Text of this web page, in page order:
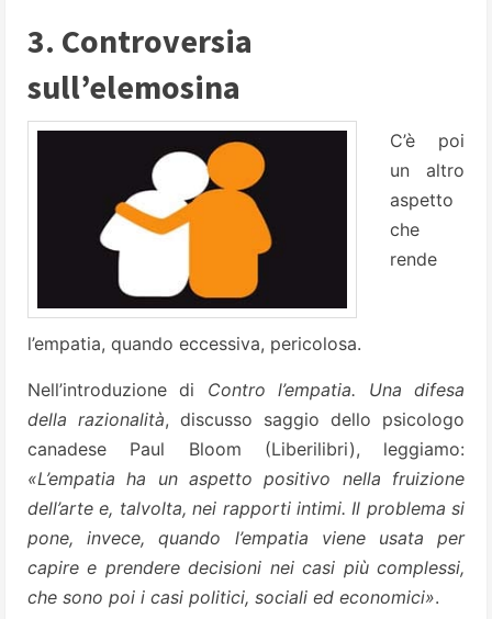
3. Controversia
sull’elemosina
C’è poi
un altro
aspetto
che
rende
l’empatia, quando eccessiva, pericolosa.
Nell’introduzione di Contro l’empatia. Una difesa
della razionalità, discusso saggio dello psicologo
canadese Paul Bloom (Liberilibri), leggiamo:
«L’empatia ha un aspetto positivo nella fruizione
dell’arte e, talvolta, nei rapporti intimi. Il problema si
pone, invece, quando l’empatia viene usata per
capire e prendere decisioni nei casi più complessi,
che sono poi i casi politici, sociali ed economici».